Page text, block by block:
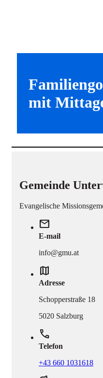
mit
Gemeinde
Evangelische
mail
E-mail
info@gmu.at
map
Adresse
Schopperstraße 18
5020 Salzburg
phone
Telefon
+43 660 1031618